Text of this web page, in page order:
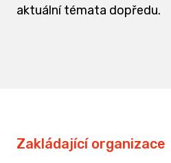
aktuální témata dopředu.
Zakládající organizace